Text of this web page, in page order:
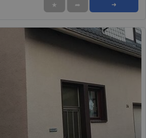
★ ➦ ➜